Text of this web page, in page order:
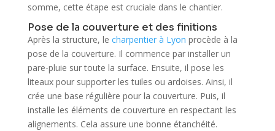
somme, cette étape est cruciale dans le chantier.
Pose de la couverture et des finitions
Après la structure, le charpentier à Lyon procède à la
pose de la couverture. Il commence par installer un
pare-pluie sur toute la surface. Ensuite, il pose les
liteaux pour supporter les tuiles ou ardoises. Ainsi, il
crée une base régulière pour la couverture. Puis, il
installe les éléments de couverture en respectant les
alignements. Cela assure une bonne étanchéité.